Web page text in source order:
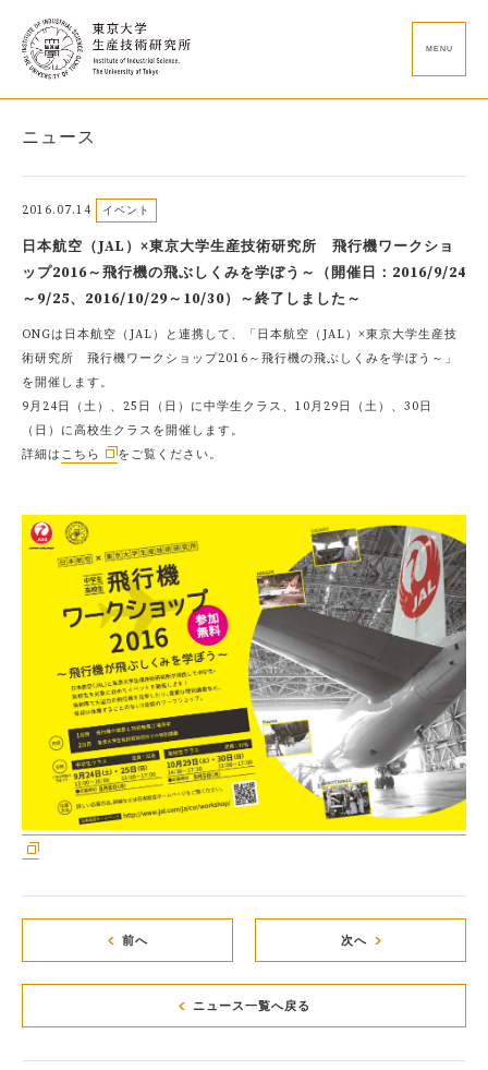
MENU
ニュース
2016.07.14 イベント
日本航空（JAL）×東京大学生産技術研究所 飛行機ワークショ
ップ2016～飛行機の飛ぶしくみを学ぼう～（開催日：2016/9/24
～9/25、2016/10/29～10/30）～終了しました～
ONGは日本航空（JAL）と連携して、「日本航空（JAL）×東京大学生産技
術研究所 飛行機ワークショップ2016～飛行機の飛ぶしくみを学ぼう～」
を開催します。
9月24日（土）、25日（日）に中学生クラス、10月29日（土）、30日
（日）に高校生クラスを開催します。
詳細は こちら をご覧ください。
前へ 次へ
ニュース一覧へ戻る